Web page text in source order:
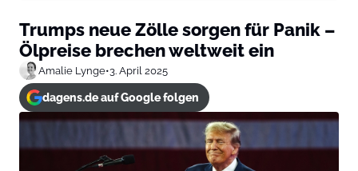
Trumps neue Zölle sorgen für Panik –
Ölpreise brechen weltweit ein
Amalie Lynge•3. April 2025
dagens.de auf Google folgen